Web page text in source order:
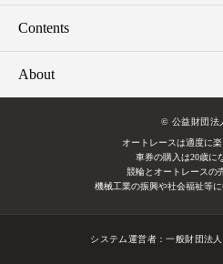
Contents
About
© 公益財団法
オートレースは適度に楽
車券の購入は20歳に
競輪とオートレースの
機械工業の振興や社会福祉等に
システム運営者：一般財団法